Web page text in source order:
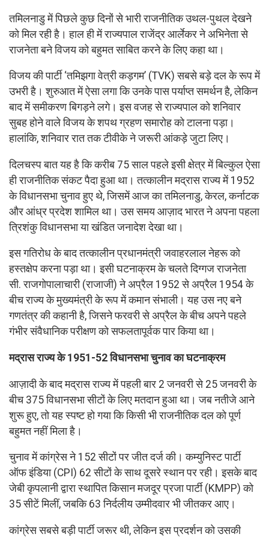
तमिलनाडु में पिछले कुछ दिनों से भारी राजनीतिक उथल-पुथल देखने
को मिल रही है। हाल ही में राज्यपाल राजेंद्र आर्लेकर ने अभिनेता से
राजनेता बने विजय को बहुमत साबित करने के लिए कहा था।
विजय की पार्टी ‘तमिझगा वेत्री कड़गम’ (TVK) सबसे बड़े दल के रूप में
उभरी है। शुरुआत में ऐसा लगा कि उनके पास पर्याप्त समर्थन है, लेकिन
बाद में समीकरण बिगड़ने लगे। इस वजह से राज्यपाल को शनिवार
सुबह होने वाले विजय के शपथ ग्रहण समारोह को टालना पड़ा।
हालांकि, शनिवार रात तक टीवीके ने जरूरी आंकड़े जुटा लिए।
दिलचस्प बात यह है कि करीब 75 साल पहले इसी क्षेत्र में बिल्कुल ऐसा
ही राजनीतिक संकट पैदा हुआ था। तत्कालीन मद्रास राज्य में 1952
के विधानसभा चुनाव हुए थे, जिसमें आज का तमिलनाडु, केरल, कर्नाटक
और आंध्र प्रदेश शामिल था। उस समय आज़ाद भारत ने अपना पहला
त्रिशंकु विधानसभा या खंडित जनादेश देखा था।
इस गतिरोध के बाद तत्कालीन प्रधानमंत्री जवाहरलाल नेहरू को
हस्तक्षेप करना पड़ा था। इसी घटनाक्रम के चलते दिग्गज राजनेता
सी. राजगोपालाचारी (राजाजी) ने अप्रैल 1952 से अप्रैल 1954 के
बीच राज्य के मुख्यमंत्री के रूप में कमान संभाली। यह उस नए बने
गणतंत्र की कहानी है, जिसने फरवरी से अप्रैल के बीच अपने पहले
गंभीर संवैधानिक परीक्षण को सफलतापूर्वक पार किया था।
मद्रास राज्य के 1951-52 विधानसभा चुनाव का घटनाक्रम
आज़ादी के बाद मद्रास राज्य में पहली बार 2 जनवरी से 25 जनवरी के
बीच 375 विधानसभा सीटों के लिए मतदान हुआ था। जब नतीजे आने
शुरू हुए, तो यह स्पष्ट हो गया कि किसी भी राजनीतिक दल को पूर्ण
बहुमत नहीं मिला है।
चुनाव में कांग्रेस ने 152 सीटों पर जीत दर्ज की। कम्युनिस्ट पार्टी
ऑफ इंडिया (CPI) 62 सीटों के साथ दूसरे स्थान पर रही। इसके बाद
जेबी कृपलानी द्वारा स्थापित किसान मजदूर प्रजा पार्टी (KMPP) को
35 सीटें मिलीं, जबकि 63 निर्दलीय उम्मीदवार भी जीतकर आए।
कांग्रेस सबसे बड़ी पार्टी जरूर थी, लेकिन इस प्रदर्शन को उसकी